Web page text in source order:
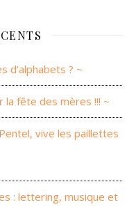
d’alphabets ? ~
fête des mères !!! ~
vive les paillettes
: lettering, musique et